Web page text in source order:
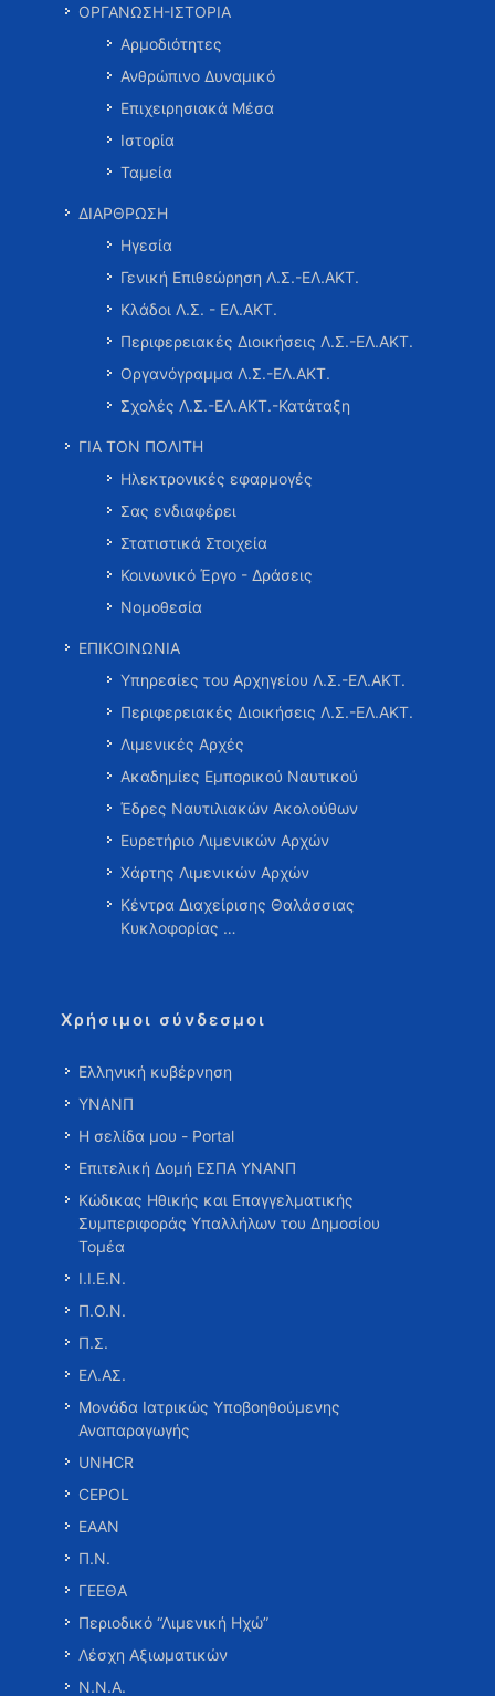
ΟΡΓΑΝΩΣΗ-ΙΣΤΟΡΙΑ
Αρμοδιότητες
Ανθρώπινο Δυναμικό
Επιχειρησιακά Μέσα
Ιστορία
Ταμεία
ΔΙΑΡΘΡΩΣΗ
Ηγεσία
Γενική Επιθεώρηση Λ.Σ.-ΕΛ.ΑΚΤ.
Κλάδοι Λ.Σ. - ΕΛ.ΑΚΤ.
Περιφερειακές Διοικήσεις Λ.Σ.-ΕΛ.ΑΚΤ.
Οργανόγραμμα Λ.Σ.-ΕΛ.ΑΚΤ.
Σχολές Λ.Σ.-ΕΛ.ΑΚΤ.-Κατάταξη
ΓΙΑ ΤΟΝ ΠΟΛΙΤΗ
Ηλεκτρονικές εφαρμογές
Σας ενδιαφέρει
Στατιστικά Στοιχεία
Κοινωνικό Έργο - Δράσεις
Νομοθεσία
ΕΠΙΚΟΙΝΩΝΙΑ
Υπηρεσίες του Αρχηγείου Λ.Σ.-ΕΛ.ΑΚΤ.
Περιφερειακές Διοικήσεις Λ.Σ.-ΕΛ.ΑΚΤ.
Λιμενικές Αρχές
Ακαδημίες Εμπορικού Ναυτικού
Έδρες Ναυτιλιακών Ακολούθων
Ευρετήριο Λιμενικών Αρχών
Χάρτης Λιμενικών Αρχών
Κέντρα Διαχείρισης Θαλάσσιας
Κυκλοφορίας …
Χρήσιμοι σύνδεσμοι
Ελληνική κυβέρνηση
ΥΝΑΝΠ
Η σελίδα μου - Portal
Επιτελική Δομή ΕΣΠΑ ΥΝΑΝΠ
Κώδικας Ηθικής και Επαγγελματικής
Συμπεριφοράς Υπαλλήλων του Δημοσίου
Τομέα
Ι.Ι.Ε.Ν.
Π.Ο.Ν.
Π.Σ.
ΕΛ.ΑΣ.
Μονάδα Ιατρικώς Υποβοηθούμενης
Αναπαραγωγής
UNHCR
CEPOL
ΕΑΑΝ
Π.Ν.
ΓΕΕΘΑ
Περιοδικό “Λιμενική Ηχώ”
Λέσχη Αξιωματικών
Ν.Ν.Α.